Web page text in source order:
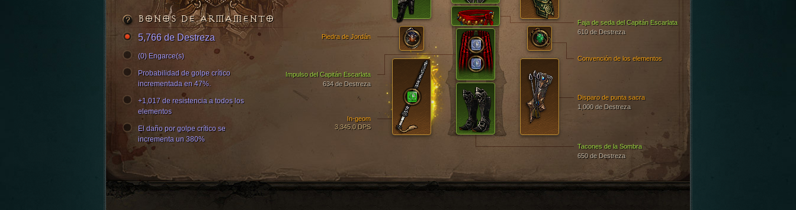
Tacones de la Sombra
650 de Destreza
Impulso del Capitán Escarlata
634 de Destreza
In-geom
3,345.0 DPS
Disparo de punta sacra
1,000 de Destreza
Faja de seda del Capitán Escarlata
610 de Destreza
Convención de los elementos
Piedra de Jordán
BONOS DE ARMAMENTO
5,766 de Destreza
(0) Engarce(s)
Probabilidad de golpe crítico
incrementada en 47%.
+1,017 de resistencia a todos los
elementos
El daño por golpe crítico se
incrementa un 380%